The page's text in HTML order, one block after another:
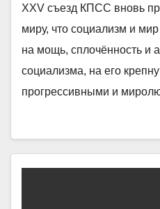
XXV съезд КПСС вновь
миру, что социализм и
на мощь, сплочённость и
социализма, на его
прогрессивными и